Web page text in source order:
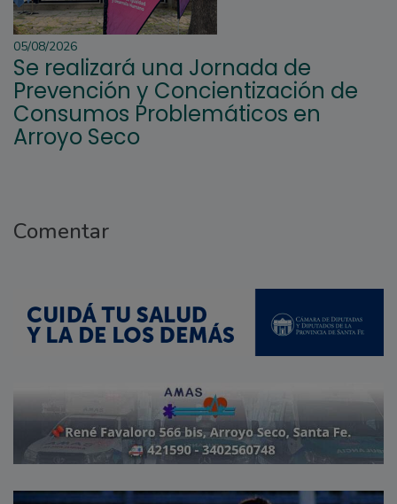
05/08/2026
Se realizará una Jornada de
Prevención y Concientización de
Consumos Problemáticos en
Arroyo Seco
Comentar